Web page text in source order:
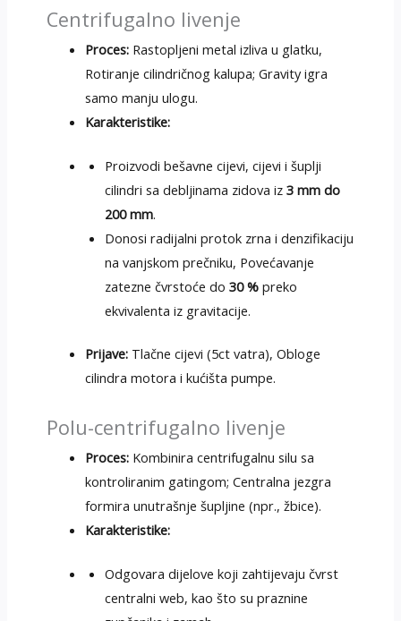
Centrifugalno livenje
Proces: Rastopljeni metal izliva u glatku,
Rotiranje cilindričnog kalupa; Gravity igra
samo manju ulogu.
Karakteristike:
Proizvodi bešavne cijevi, cijevi i šuplji
cilindri sa debljinama zidova iz3 mm do
200 mm.
Donosi radijalni protok zrna i denzifikaciju
na vanjskom prečniku, Povećavanje
zatezne čvrstoće do30 % preko
ekvivalenta iz gravitacije.
Prijave: Tlačne cijevi (5ct vatra), Obloge
cilindra motora i kućišta pumpe.
Polu-centrifugalno livenje
Proces: Kombinira centrifugalnu silu sa
kontroliranim gatingom; Centralna jezgra
formira unutrašnje šupljine (npr., žbice).
Karakteristike:
Odgovara dijelove koji zahtijevaju čvrst
centralni web, kao što su praznine